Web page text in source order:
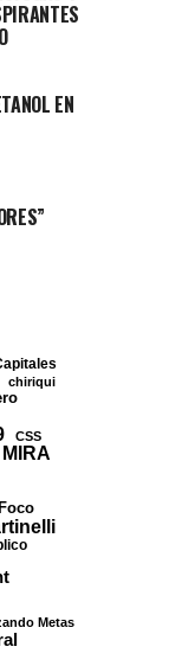
EN
chiriqui
CSS
Metas